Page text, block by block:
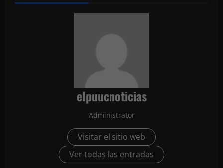
elpuucnoticias
Administrator
Visitar el sitio web
Ver todas las entradas